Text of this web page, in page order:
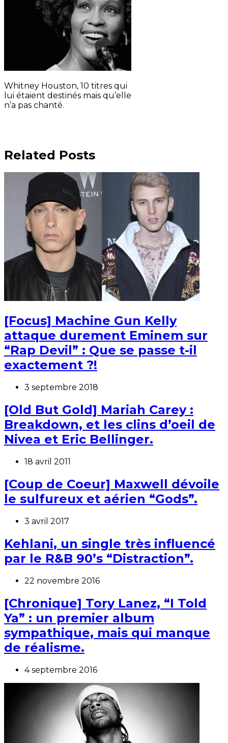
Whitney Houston, 10 titres qui
lui étaient destinés mais qu’elle
n’a pas chanté.
Related Posts
[Focus] Machine Gun Kelly
attaque durement Eminem sur
“Rap Devil” : Que se passe t-il
exactement ?!
3 septembre 2018
[Old But Gold] Mariah Carey :
Breakdown, et les clins d’oeil de
Nivea et Eric Bellinger.
18 avril 2011
[Coup de Coeur] Maxwell dévoile
le sulfureux et aérien “Gods”.
3 avril 2017
Kehlani, un single très influencé
par le R&B 90’s “Distraction”.
22 novembre 2016
[Chronique] Tory Lanez, “I Told
Ya” : un premier album
sympathique, mais qui manque
de réalisme.
4 septembre 2016